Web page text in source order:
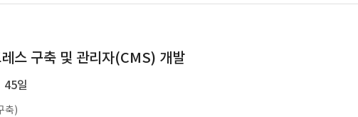
스 구축 및 관리자(CMS) 개발
45일
축)